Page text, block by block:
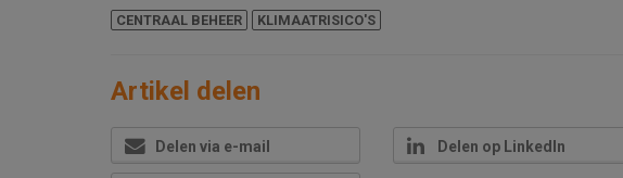
CENTRAAL BEHEER KLIMAATRISICO'S
Artikel delen
Delen via e-mail Delen op LinkedIn